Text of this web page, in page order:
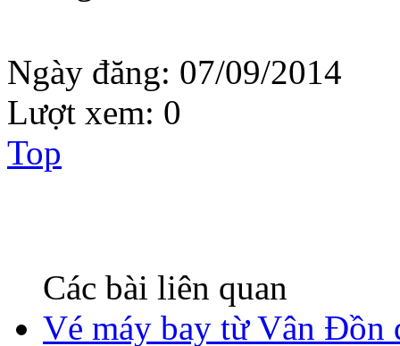
Ngày đăng: 07/09/2014
Lượt xem: 0
Top
Các bài liên quan
Vé máy bay từ Vân Đồn